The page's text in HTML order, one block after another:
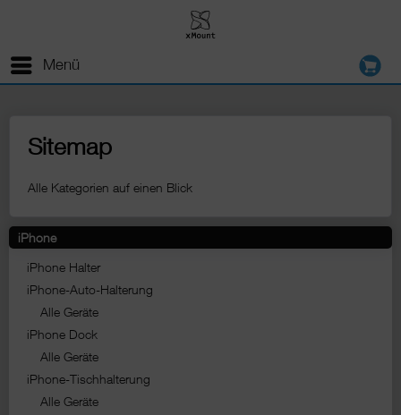
Menü
Sitemap
Alle Kategorien auf einen Blick
iPhone
iPhone Halter
iPhone-Auto-Halterung
Alle Geräte
iPhone Dock
Alle Geräte
iPhone-Tischhalterung
Alle Geräte